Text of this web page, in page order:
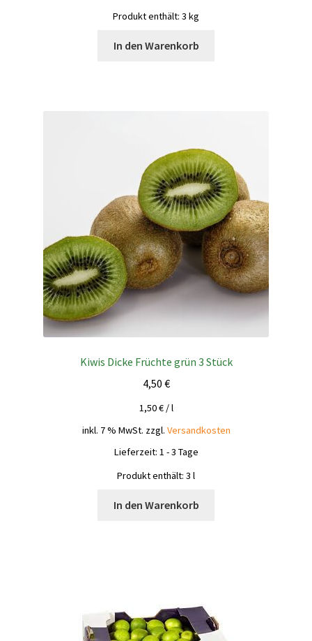
Produkt enthält: 3 kg
In den Warenkorb
Kiwis Dicke Früchte grün 3 Stück
4,50 €
1,50€/l
inkl. 7 % MwSt. zzgl. Versandkosten
Lieferzeit: 1 - 3 Tage
Produkt enthält: 3 l
In den Warenkorb